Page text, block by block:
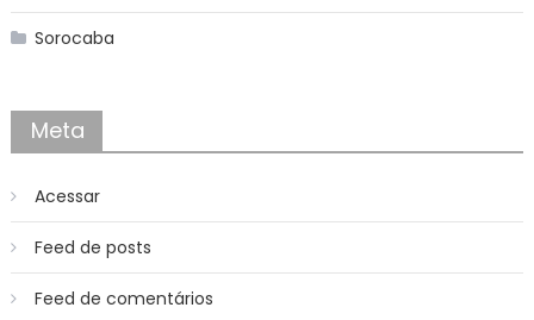
Sorocaba
Meta
Acessar
Feed de posts
Feed de comentários